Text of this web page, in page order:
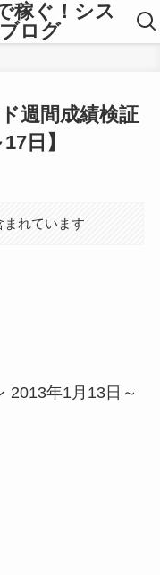
稼ぐ！シス
ログ
週間成績検証
日】
れています
2013年1月13日～